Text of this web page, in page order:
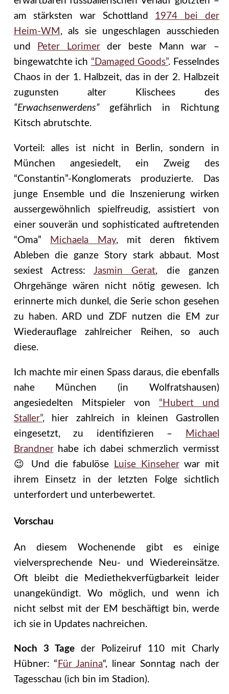
am stärksten war Schottland 1974 bei der
Heim-WM , als sie ungeschlagen ausschieden
und
Peter Lorimerder beste Mann war –
bingewatchte ich “Damaged Goods”. Fesselndes
Chaos in der 1. Halbzeit, das in der 2. Halbzeit
zugunsten alter Klischees des
“Erwachsenwerdens”gefährlich in Richtung
Kitsch abrutschte.
Vorteil: alles ist nicht in Berlin, sondern in
München angesiedelt, ein Zweig des
“Constantin”-Konglomerats produzierte. Das
junge Ensemble und die Inszenierung wirken
aussergewöhnlich spielfreudig, assistiert von
einer souverän und sophisticated auftretenden
“Oma”
Michaela May, mit deren fiktivem
Ableben die ganze Story stark abbaut. Most
sexiest Actress:Jasmin Gerat, die ganzen
Ohrgehänge wären nicht nötig gewesen. Ich
erinnerte mich dunkel, die Serie schon gesehen
zu haben. ARD und ZDF nutzen die EM zur
Wiederauflage zahlreicher Reihen, so auch
diese.
Ich machte mir einen Spass daraus, die ebenfalls
nahe München (in Wolfratshausen)
angesiedelten Mitspieler von “Hubert und
Staller”, hier zahlreich in kleinen Gastrollen
eingesetzt, zu identifizieren –
Michael
Brandnerhabe ich dabei schmerzlich vermisst
😉 Und die fabulöse
Luise Kinseherwar mit
ihrem Einsetz in der letzten Folge sichtlich
unterfordert und unterbewertet.
Vorschau
An diesem Wochenende gibt es einige
vielversprechende Neu- und Wiedereinsätze.
Oft bleibt die Mediethekverfügbarkeit leider
unangekündigt. Wo möglich, und wenn ich
nicht selbst mit der EM beschäftigt bin, werde
ich sie in Updates nachreichen.
Noch 3 Tageder Polizeiruf 110 mit Charly
Hübner: “ Für Janina“, linear Sonntag nach der
Tagesschau (ich bin im Stadion).